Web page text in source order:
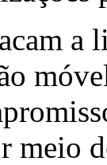
a
meio